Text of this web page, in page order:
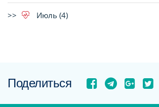
Июль (4)
Поделиться